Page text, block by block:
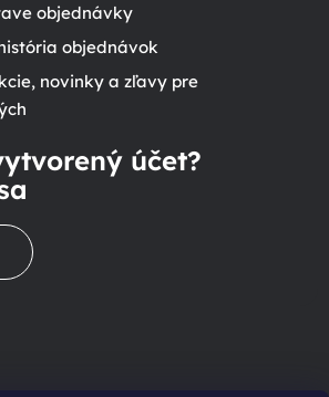
objednávky
objednávok
novinky a zľavy pre
účet?